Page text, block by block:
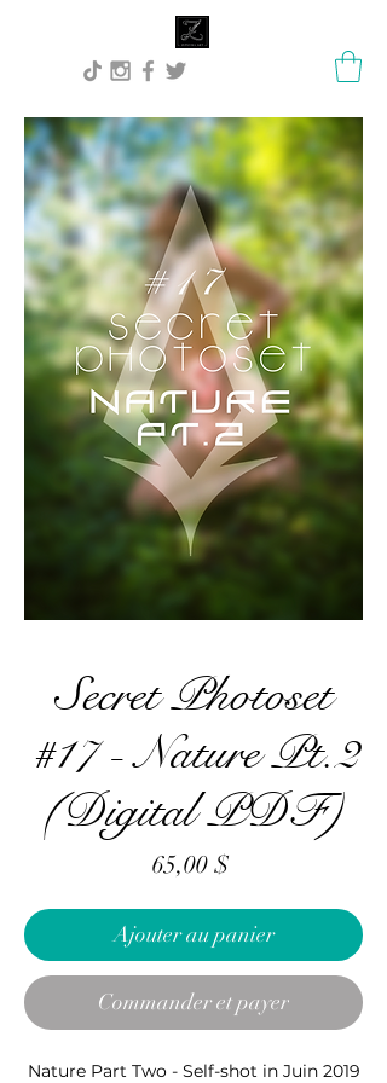
Lisa Stock Zephyra.Art
Secret Photoset
#17 - Nature Pt.2
(Digital PDF)
65,00 $Prix
Ajouter au panier
Commander et payer
Nature Part Two - Self-shot in Juin 2019